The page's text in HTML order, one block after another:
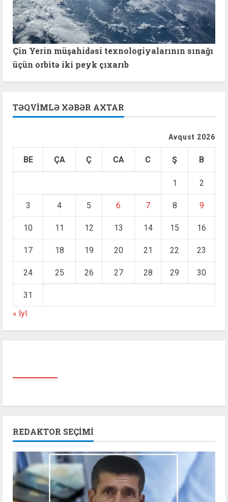
Çin Yerin müşahidəsi texnologiyalarının sınağı
üçün orbitə iki peyk çıxarıb
TƏQVIMLƏ XƏBƏR AXTAR
Avqust 2026
BE ÇA Ç CA C Ş B
1 2
3 4 5 6 7 8 9
10 11 12 13 14 15 16
17 18 19 20 21 22 23
24 25 26 27 28 29 30
31
« İyl
REDAKTOR SEÇIMI